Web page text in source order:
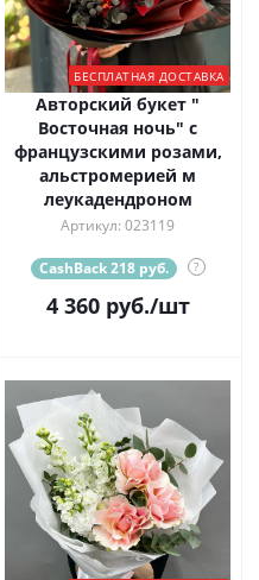
БЕСПЛАТНАЯ ДОСТАВКА
Авторский букет "
Восточная ночь" с
французскими розами,
альстромерией м
леукадендроном
Артикул: 023119
CashBack 218 руб. ?
4 360руб./шт